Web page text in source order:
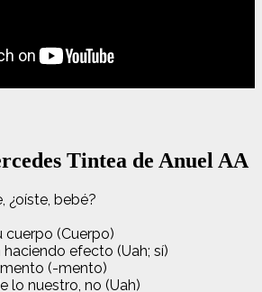
Tintea de Anuel AA
¿oíste, bebé?
cuerpo (Cuerpo)
efecto (Uah; sí)
(-mento)
lo nuestro, no (Uah)